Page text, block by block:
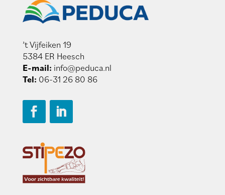
’t Vijfeiken 19
5384 ER Heesch
E-mail: info@peduca.nl
Tel: 06-31 26 80 86